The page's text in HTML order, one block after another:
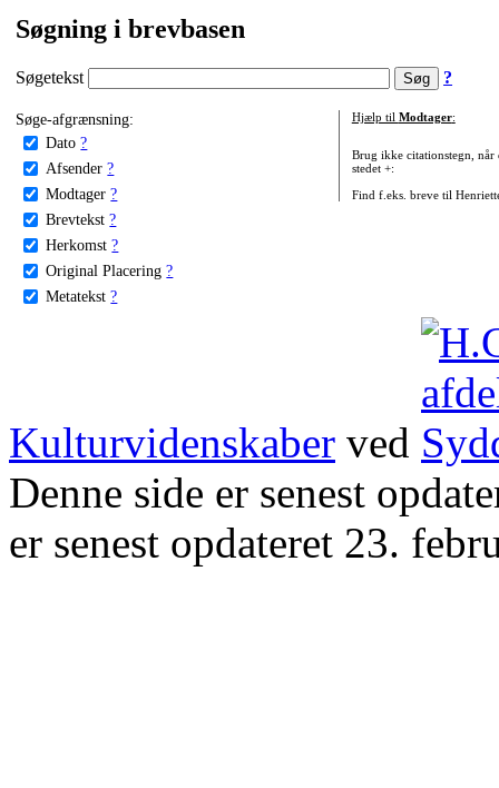
Søgning i brevbasen
Søgetekst ?
Søge-afgrænsning:
Dato ?
Afsender ?
Modtager ?
Brevtekst ?
Herkomst ?
Original Placering ?
Metatekst ?
Hjælp til Modtager:
Brug ikke citationstegn, når
stedet +:
Find f.eks. breve til
Kulturvidenskaber ved
Denne side er senest
er senest opdateret 23.